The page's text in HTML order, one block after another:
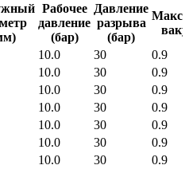
Рабочее
давление
(бар)
Давление
разрыва
(бар)
10.0 30
0.9
10.0 30
0.9
10.0 30
0.9
10.0 30
0.9
10.0 30
0.9
10.0 30
0.9
10.0 30
0.9